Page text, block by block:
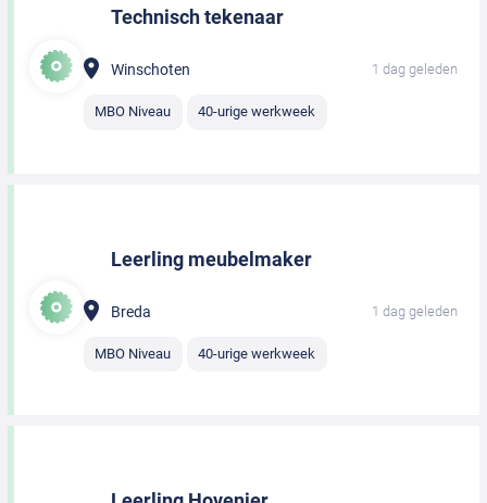
Technisch tekenaar
Winschoten 1 dag geleden
MBO Niveau 40-urige werkweek
Leerling meubelmaker
Breda 1 dag geleden
MBO Niveau 40-urige werkweek